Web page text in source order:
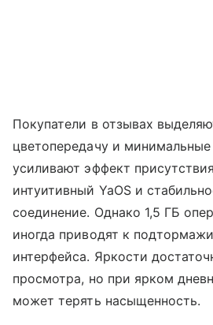
Покупатели в отзывах
цветопередачу и
усиливают эффект
интуитивный YaOS и
соединение. Однако 1,5 ГБ
иногда приводят к
интерфейса. Яркости
просмотра, но при ярком
может терять насыщенность.